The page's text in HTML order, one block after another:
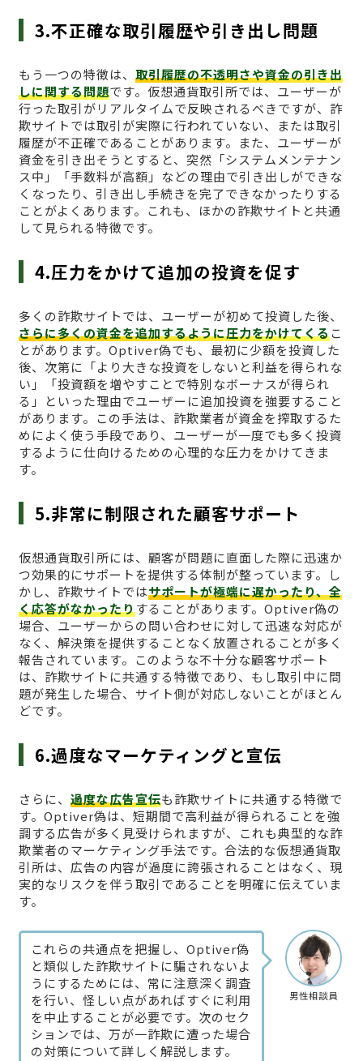
3.不正確な取引履歴や引き出し問題
もう一つの特徴は、 取引履歴の不透明さや資金の引き出
しに関する問題です。仮想通貨取引所では、ユーザーが
行った取引がリアルタイムで反映されるべきですが、詐
欺サイトでは取引が実際に行われていない、または取引
履歴が不正確であることがあります。また、ユーザーが
資金を引き出そうとすると、突然「システムメンテナン
ス中」「手数料が高額」などの理由で引き出しができな
くなったり、引き出し手続きを完了できなかったりする
ことがよくあります。これも、ほかの詐欺サイトと共通
して見られる特徴です。
4.圧力をかけて追加の投資を促す
多くの詐欺サイトでは、ユーザーが初めて投資した後、
さらに多くの資金を追加するように圧力をかけてくるこ
とがあります。Optiver偽でも、最初に少額を投資した
後、次第に「より大きな投資をしないと利益を得られな
い」「投資額を増やすことで特別なボーナスが得られ
る」といった理由でユーザーに追加投資を強要すること
があります。この手法は、詐欺業者が資金を搾取するた
めによく使う手段であり、ユーザーが一度でも多く投資
するように仕向けるための心理的な圧力をかけてきま
す。
5.非常に制限された顧客サポート
仮想通貨取引所には、顧客が問題に直面した際に迅速か
つ効果的にサポートを提供する体制が整っています。し
かし、詐欺サイトではサポートが極端に遅かったり、全
く応答がなかったりすることがあります。Optiver偽の
場合、ユーザーからの問い合わせに対して迅速な対応が
なく、解決策を提供することなく放置されることが多く
報告されています。このような不十分な顧客サポート
は、詐欺サイトに共通する特徴であり、もし取引中に問
題が発生した場合、サイト側が対応しないことがほとん
どです。
6.過度なマーケティングと宣伝
さらに、 過度な広告宣伝も詐欺サイトに共通する特徴で
す。Optiver偽は、短期間で高利益が得られることを強
調する広告が多く見受けられますが、これも典型的な詐
欺業者のマーケティング手法です。合法的な仮想通貨取
引所は、広告の内容が過度に誇張されることはなく、現
実的なリスクを伴う取引であることを明確に伝えていま
す。
男性相談員
これらの共通点を把握し、Optiver偽
と類似した詐欺サイトに騙されないよ
うにするためには、常に注意深く調査
を行い、怪しい点があればすぐに利用
を中止することが必要です。次のセク
ションでは、万が一詐欺に遭った場合
の対策について詳しく解説します。